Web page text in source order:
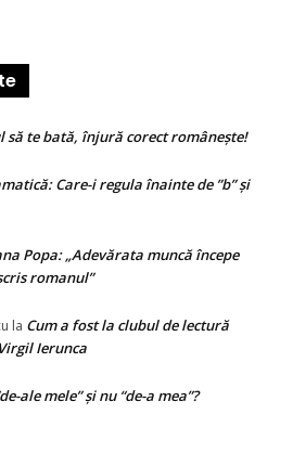
să te bată, înjură corect românește!
Care-i regula înainte de ”b” și
Popa: „Adevărata muncă începe
romanul”
la Cum a fost la clubul de lectură
Ierunca
ale mele” și nu “de-a mea”?